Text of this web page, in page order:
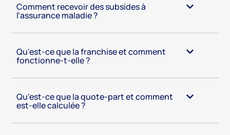
Comment recevoir des subsides à
l'assurance maladie ?
Qu'est-ce que la franchise et comment
fonctionne-t-elle ?
Qu'est-ce que la quote-part et comment
est-elle calculée ?